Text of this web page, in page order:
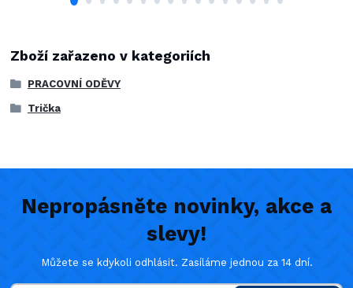
Zboží zařazeno v kategoriích
PRACOVNÍ ODĚVY
Trička
Nepropásněte novinky, akce a
slevy!
Můžete se kdykoli odhlásit. Zasíláme jednou za 14 dní.